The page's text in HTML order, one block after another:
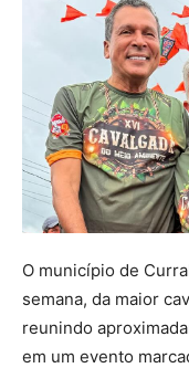
O município de
semana, da maior
reunindo
em um evento